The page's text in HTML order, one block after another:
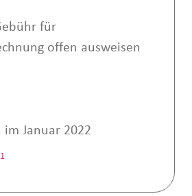
für
offen ausweisen
im Januar 2022